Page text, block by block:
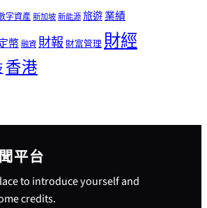
字資產新加坡新能源旅遊業績
幣融資 財報 財富管理 財經
香港
平台
to introduce yourself and
credits.